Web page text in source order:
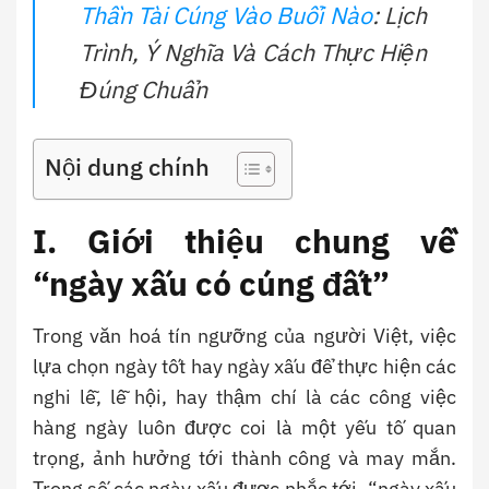
Thần Tài Cúng Vào Buổi Nào: Lịch
Trình, Ý Nghĩa Và Cách Thực Hiện
Đúng Chuẩn
Nội dung chính
I. Giới thiệu chung về
“ngày xấu có cúng đất”
Trong văn hoá tín ngưỡng của người Việt, việc
lựa chọn ngày tốt hay ngày xấu để thực hiện các
nghi lễ, lễ hội, hay thậm chí là các công việc
hàng ngày luôn được coi là một yếu tố quan
trọng, ảnh hưởng tới thành công và may mắn.